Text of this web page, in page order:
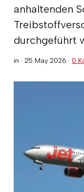
anhaltenden
durchgeführt
in · 25 May 2026 · 0